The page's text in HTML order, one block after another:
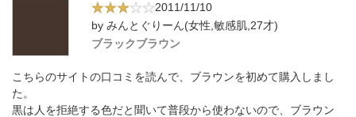
2011/11/10
by みんとぐりーん(女性,敏感肌,27才)
ブラックブラウン
こちらのサイトの口コミを読んで、ブラウンを初めて購入しまし
た。
黒は人を拒絶する色だと聞いて普段から使わないので、ブラウン